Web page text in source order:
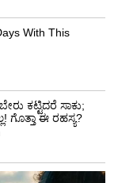
ಭಾರದ್ವಾಜ್
ಸೀನಿಯರ್
Uttarde)